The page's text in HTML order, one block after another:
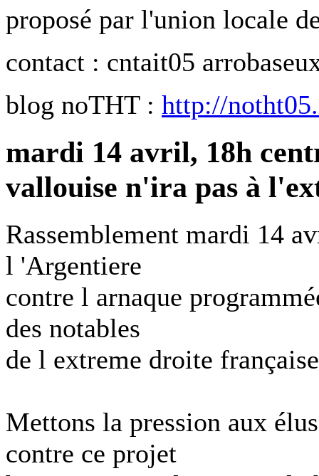
proposé par l'union locale
contact : cntait05
blog noTHT : http://
mardi 14 avril, 18h
vallouise n'ira pas à
Rassemblement mardi 14
l 'Argentiere
contre l arnaque
des notables
de l extreme droite
Mettons la pression aux
contre ce projet